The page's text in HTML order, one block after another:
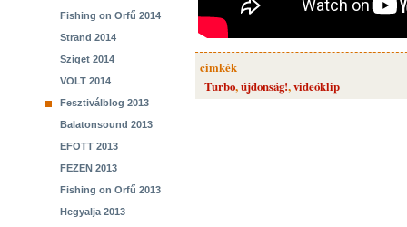
Fishing on Orfű 2014
Strand 2014
Sziget 2014
VOLT 2014
Fesztiválblog 2013
Balatonsound 2013
EFOTT 2013
FEZEN 2013
Fishing on Orfű 2013
Hegyalja 2013
cimkék
Turbo,újdonság!,videóklip